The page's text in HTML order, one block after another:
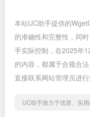
本站UC助手提供的
的准确性和完整性，同
手实际控制，在2025年
的内容，都属于合规合
直接联系网站管理员进
UC助手致力于优质、实